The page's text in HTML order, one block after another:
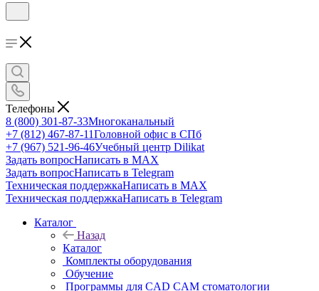
Телефоны
8 (800) 301-87-33Многоканальный
+7 (812) 467-87-11Головной офис в СПб
+7 (967) 521-96-46Учебный центр Dilikat
Задать вопросНаписать в MAX
Задать вопросНаписать в Telegram
Техническая поддержкаНаписать в MAX
Техническая поддержкаНаписать в Telegram
Каталог
Назад
Каталог
Комплекты оборудования
Обучение
Программы для CAD CAM стоматологии